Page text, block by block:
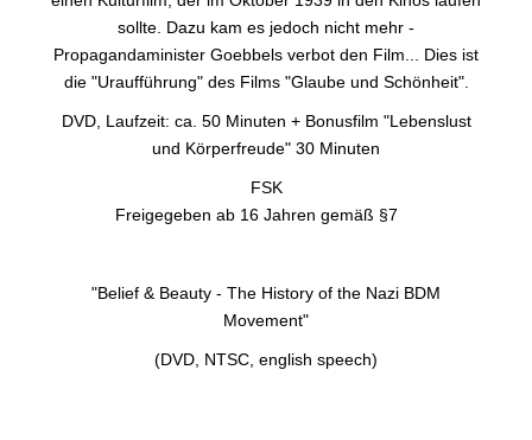
sollte. Dazu kam es jedoch nicht mehr -
Propagandaminister Goebbels verbot den Film... Dies ist
die "Uraufführung" des Films "Glaube und Schönheit".
DVD, Laufzeit: ca. 50 Minuten + Bonusfilm "Lebenslust
und Körperfreude" 30 Minuten
FSK
Freigegeben ab 16 Jahren gemäß §7
"Belief & Beauty - The History of the Nazi BDM
Movement"
(DVD, NTSC, english speech)